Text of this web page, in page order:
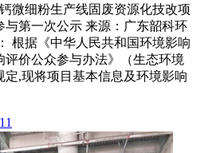
微细粉生产线固废资源化技改项
与第一次公示 来源：广东韶科环
根据《中华人民共和国环境影响
评价公众参与办法》（生态环境
定,现将项目基本信息及环境影响